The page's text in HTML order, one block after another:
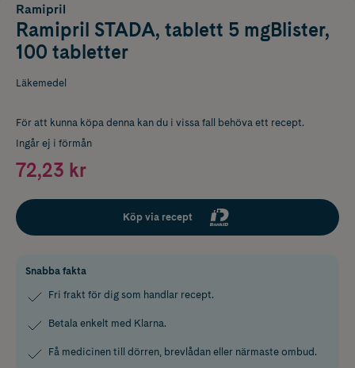
Ramipril
Ramipril STADA, tablett 5 mgBlister,
100 tabletter
Läkemedel
För att kunna köpa denna kan du i vissa fall behöva ett recept.
Ingår ej i förmån
72,23 kr
Köp via recept
Snabba fakta
Fri frakt för dig som handlar recept.
Betala enkelt med Klarna.
Få medicinen till dörren, brevlådan eller närmaste ombud.